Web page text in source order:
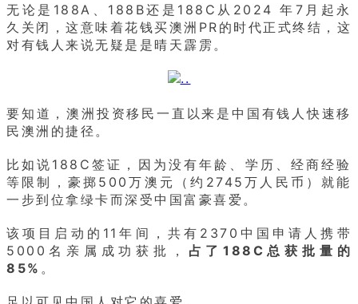
无论是188A、188B还是188C从2024 年7月起永
久关闭，这意味着花钱买澳洲PR的时代正式终结，这
对有钱人来说无疑是是晴天霹雳。
要知道，澳洲投资移民一直以来是中国有钱人快速移
民澳洲的捷径。
比如说188C签证，因为没有年龄、学历、经商经验
等限制，豪掷500万澳元（约2745万人民币）就能
一步到位拿绿卡而深受中国富豪喜爱。
该项目启动的11年间，共有2370中国申请人携带
5000名亲属成功获批， 占了188C总获批量的
85% 。